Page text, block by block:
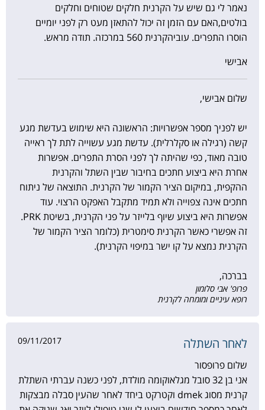
נאמר לי גם שיש על הקרנית חלקים שטוחים וחלקים
בולטים,האם עם הזמן זה יכול להתאזן מעט רק לפני יומיים
הוסרו התפרים. עוביהקרנית 560 במרכזה. תודה מראש.
אבישי
שלום אבישי,
יש לפניך מספר אפשרויות: הראשונה היא שימוש בעדשת מגע
קשה (רגילה או סקלרלית). עדשת מגע עשוייה לתת לך ראייה
טובה מאוד, כפי שהיתה לך לפני הסרת התפרים. אפשרות
אחרת היא ביצוע חתכים בחיבור שבין השתל והקרנית
ההקפית, במיקום הציר הקמור של הקרנית. התוצאה של ניתוח
חתכים אינה צפוייה ולא תמיד מתקבל האפקט הרצוי. עוד
אפשרות היא ביצוע שיוף בלייזר על פני הקרנית, בשיטת PRK.
זה אפשרי כאשר הקרנית סימטרית (כלומר הציר הקמור של
הקרנית נמצא על קו ישר במיפוי הקרנית).
בברכה,
פרופ' אבי סלומון
רופא עיניים ומומחה לקרנית
לאחר השתלה 09/11/2017
שלום פרופסור
אני בן 32 סובל מגלאוקומה מולדת, לפני כשנה עברתי השתלת
קרנית מסוג dmek וקטרקט ביחד לאחר שהעין סבלה מבצקות